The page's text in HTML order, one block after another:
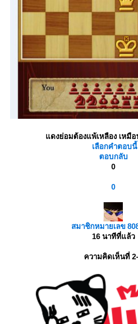
ดงย่อมต้องแพ้เหลือง เหมือ
เลือกคำตอบนี้
ตอบกลับ
0
0
สมาชิกหมายเลข
16 นาทีที่แล้ว
ความคิดเห็นที่